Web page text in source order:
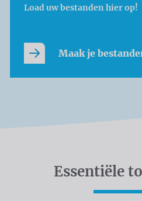
Load uw bestanden hier op!
Maak je
Essentiële